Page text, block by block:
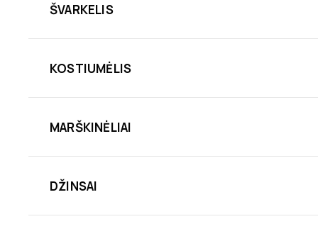
ŠVARKELIS
KOSTIUMĖLIS
MARŠKINĖLIAI
DŽINSAI